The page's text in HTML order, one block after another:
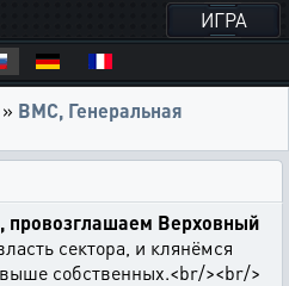
ИГРА
» ВМС, Генеральная
Верховный
сектора, и клянёмся
собственных.<br/><br/>